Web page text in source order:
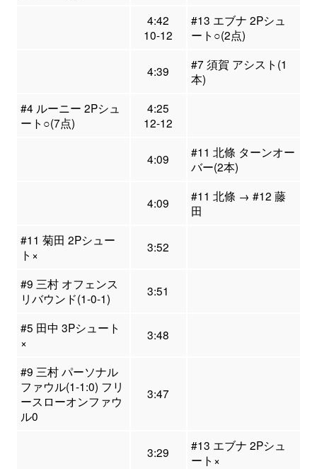
4:42
10-12
#13 エブナ 2Pシュ
ート○(2点)
4:39
#7 須賀 アシスト(1
本)
#4 ルーニー 2Pシュ
ート○(7点)
4:25
12-12
4:09
#11 北條 ターンオー
バー(2本)
4:09
#11 北條 → #12 藤
田
#11 菊田 2Pシュー
ト×
3:52
#9 三村 オフェンス
リバウンド(1-0-1)
3:51
#5 田中 3Pシュート
×
3:48
#9 三村 パーソナル
ファウル(1-1:0) フリ
ースローオンファウ
ル0
3:47
3:29
#13 エブナ 2Pシュ
ート×